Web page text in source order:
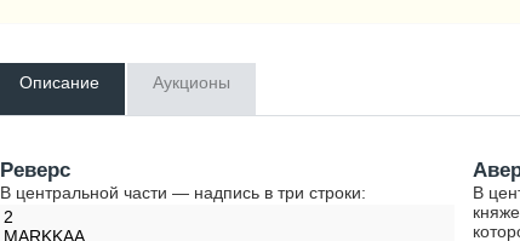
Описание Аукционы
Реверс
В центральной части — надпись в три строки:
2
MARKKAA
В